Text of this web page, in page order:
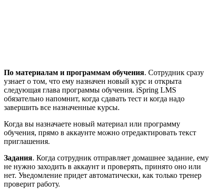
По материалам и программам обучения. Сотрудник сразу
узнает о том, что ему назначен новый курс и открыта
следующая глава программы обучения. iSpring LMS
обязательно напомнит, когда сдавать тест и когда надо
завершить все назначенные курсы.
Когда вы назначаете новый материал или программу
обучения, прямо в аккаунте можно отредактировать текст
приглашения.
Задания. Когда сотрудник отправляет домашнее задание, ему
не нужно заходить в аккаунт и проверять, принято оно или
нет. Уведомление придет автоматически, как только тренер
проверит работу.